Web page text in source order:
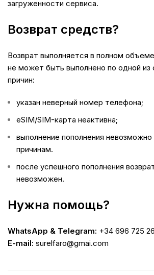
загруженности сервиса.
Возврат средств?
Возврат выполняется в полном
не может быть выполнено по одной
причин:
указан неверный номер телефона;
eSIM/SIM-карта неактивна;
выполнение пополнения
причинам.
после успешного пополнения
невозможен.
Нужна помощь?
WhatsApp & Telegram: +34 696 725
E-mail: surelfaro@gmai.com